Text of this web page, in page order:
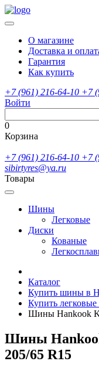
О магазине
Доставка и
Гарантия
Как купить
+7 (961) 216-64-10 +7
Войти
0
Корзина
+7 (961) 216-64-10 +7
sibirtyres@ya.ru
Товары
Шины
Легковые
Диски
Кованые
Каталог
Купить шины в
Купить
Шины Hankook
Шины
205/65 R15